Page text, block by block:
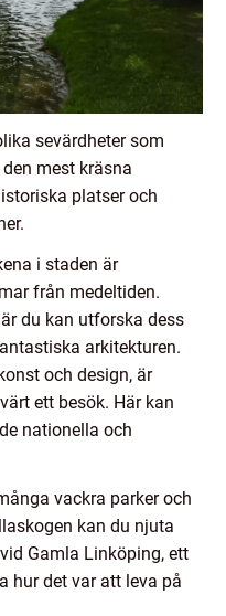
sevärdheter som
mest kräsna
platser och
i staden är
från medeltiden.
du kan utforska dess
arkitekturen.
och design, är
ett besök. Här kan
nationella och
vackra parker och
kan du njuta
Gamla Linköping, ett
hur det var att leva på